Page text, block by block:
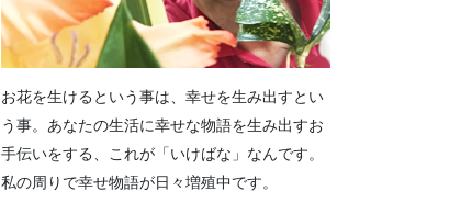
お花を生けるという事は、幸せを生み出すとい
う事。あなたの生活に幸せな物語を生み出すお
手伝いをする、これが「いけばな」なんです。
私の周りで幸せ物語が日々増殖中です。